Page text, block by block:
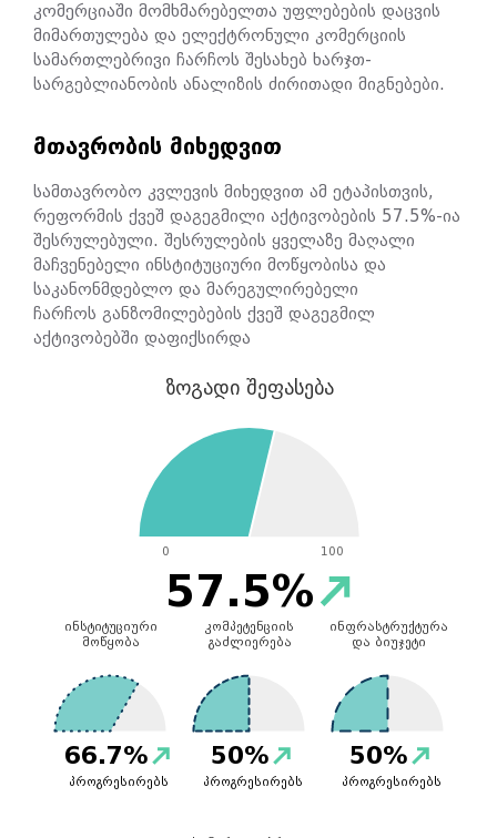
კომერციაში მომხმარებელთა უფლებების დაცვის
მიმართულება და ელექტრონული კომერციის
სამართლებრივი ჩარჩოს შესახებ ხარჯთ-
სარგებლიანობის ანალიზის ძირითადი მიგნებები.
ᲛᲗᲐᲕᲠᲝᲑᲘᲡ ᲛᲘᲮᲔᲓᲕᲘᲗ
სამთავრობო კვლევის მიხედვით ამ ეტაპისთვის,
რეფორმის ქვეშ დაგეგმილი აქტივობების 57.5%-ია
შესრულებული. შესრულების ყველაზე მაღალი
მაჩვენებელი ინსტიტუციური მოწყობისა და
საკანონმდებლო და მარეგულირებელი
ჩარჩოს განზომილებების ქვეშ დაგეგმილ
აქტივობებში დაფიქსირდა
ზოგადი შეფასება
0 100
57.5%
ინსტიტუციური
მოწყობა
66.7%
პროგრესირებს
კომპეტენციის
გაძლიერება
50%
პროგრესირებს
ინფრასტრუქტურა
და ბიუჯეტი
50%
პროგრესირებს